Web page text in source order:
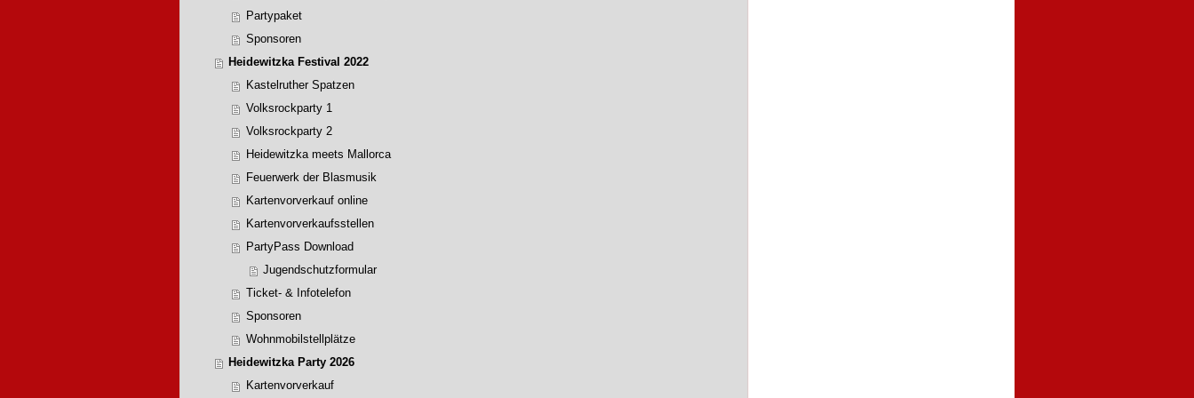
Partypaket
Sponsoren
Heidewitzka Festival 2022
Kastelruther Spatzen
Volksrockparty 1
Volksrockparty 2
Heidewitzka meets Mallorca
Feuerwerk der Blasmusik
Kartenvorverkauf online
Kartenvorverkaufsstellen
PartyPass Download
Jugendschutzformular
Ticket- & Infotelefon
Sponsoren
Wohnmobilstellplätze
Heidewitzka Party 2026
Kartenvorverkauf